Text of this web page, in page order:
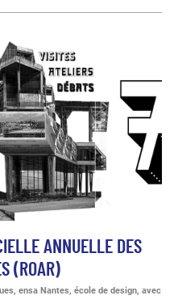
ANNUELLE DES
(ROAR)
ensa Nantes, école de design, avec